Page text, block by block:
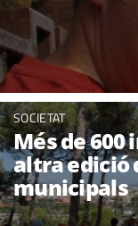
SOCIETAT
Més de
altra edició
municipals